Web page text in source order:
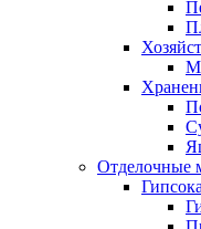
Отделочные